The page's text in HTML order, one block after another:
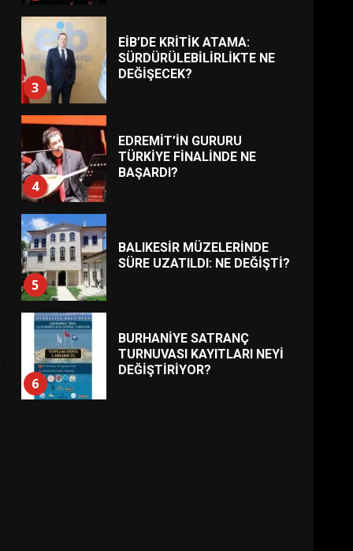
3
EİB’DE KRİTİK ATAMA:
SÜRDÜRÜLEBİLİRLİKTE NE
DEĞİŞECEK?
4
EDREMİT’İN GURURU
TÜRKİYE FİNALİNDE NE
BAŞARDI?
5
BALIKESİR MÜZELERİNDE
SÜRE UZATILDI: NE DEĞİŞTİ?
6
BURHANİYE SATRANÇ
TURNUVASI KAYITLARI NEYİ
DEĞİŞTİRİYOR?